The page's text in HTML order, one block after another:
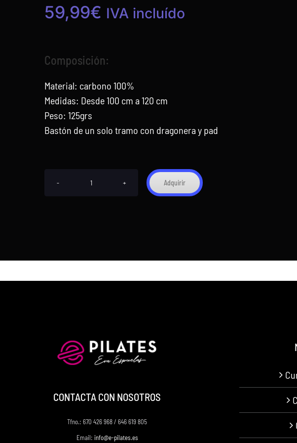
59,99€ IVA incluído
Composición:
Material: carbono 100%
Medidas: Desde 100 cm a 120 cm
Peso: 125grs
Bastón de un solo tramo con dragonera y pad
Bastones
Adquirir
CONTACTA CON NOSOTROS
Tfno.: 670 426 968 / 646 619 805
Email: info@e-pilates.es